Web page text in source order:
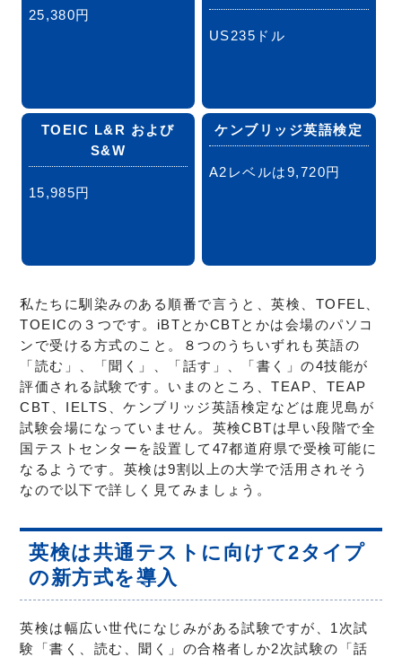
25,380円
US235ドル
TOEIC L&R および
S&W
15,985円
ケンブリッジ英語検定
A2レベルは9,720円
私たちに馴染みのある順番で言うと、英検、TOFEL、
TOEICの３つです。iBTとかCBTとかは会場のパソコ
ンで受ける方式のこと。８つのうちいずれも英語の
「読む」、「聞く」、「話す」、「書く」の4技能が
評価される試験です。いまのところ、TEAP、TEAP
CBT、IELTS、ケンブリッジ英語検定などは鹿児島が
試験会場になっていません。英検CBTは早い段階で全
国テストセンターを設置して47都道府県で受検可能に
なるようです。英検は9割以上の大学で活用されそう
なので以下で詳しく見てみましょう。
英検は共通テストに向けて2タイプ
の新方式を導入
英検は幅広い世代になじみがある試験ですが、1次試
験「書く、読む、聞く」の合格者しか2次試験の「話